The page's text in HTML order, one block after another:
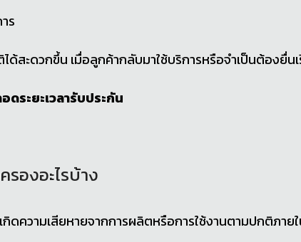
ร
ด้สะดวกขึ้น เมื่อลูกค้ากลับมาใช้บริการหรือจำเป็นต้องยื่น
ดระยะเวลารับประกัน
รองอะไรบ้าง
กิดความเสียหายจากการผลิตหรือการใช้งานตามปกติภาย